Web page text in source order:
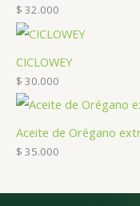
$ 32.000
CICLOWEY
$ 30.000
Aceite de Orégano
$ 35.000